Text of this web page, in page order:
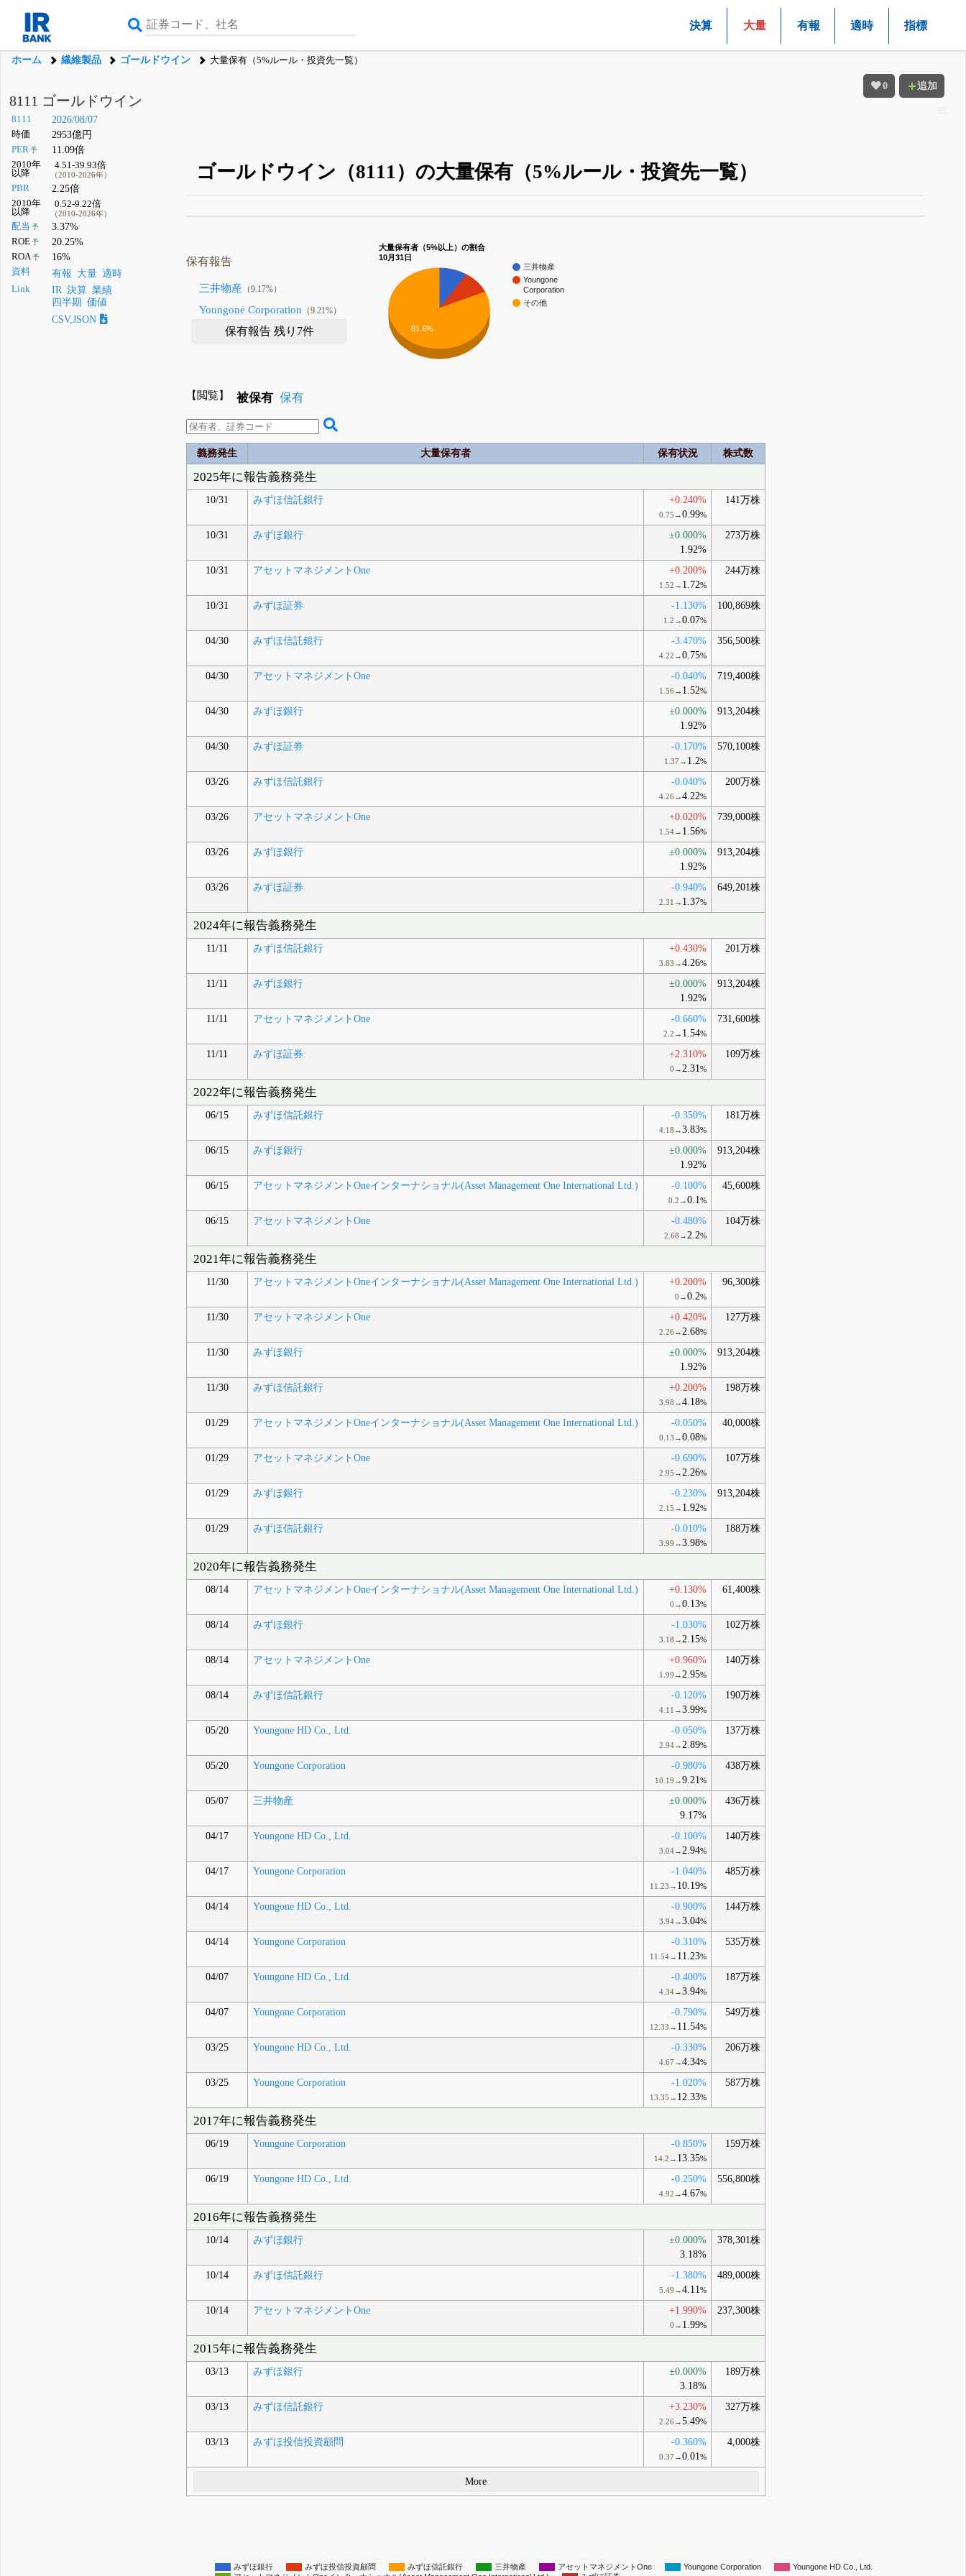
決算 大量 有報 適時 指標
ホーム 繊維製品 ゴールドウイン 大量保有（5%ルール・投資先一覧）
0 追加
8111 ゴールドウイン
8111 2026/08/07
時価 2953億円
PER予 11.09倍
2010年
以降
4.51-39.93倍
（2010-2026年）
PBR 2.25倍
2010年
以降
0.52-9.22倍
（2010-2026年）
配当 予 3.37%
ROE予 20.25%
ROA予 16%
資料 有報 大量 適時
Link IR 決算 業績
四半期
価値
CSV,JSON
ゴールドウイン（8111）の大量保有（5%ルール・投資先一覧）
無料でβ版をはじめる
登録すると永久30%OFFと米株版の先行利用も付きます
保有報告
三井物産 （9.17%）
Youngone Corporation （9.21%）
保有報告 残り7件
大量保有者（5%以上）の割合
10月31日
三井物産
Youngone
Corporation
その他
81.6%
【閲覧】 被保有 保有
義務発生 大量保有者 保有状況 株式数
2025年に報告義務発生
10/31 みずほ信託銀行 +0.240%
0.75→0.99%
141万株
10/31 みずほ銀行
±0.000%
1.92%
273万株
10/31 アセットマネジメントOne +0.200%
1.52→ 1.72%
244万株
10/31 みずほ証券 -1.130%
1.2→0.07%
100,869株
04/30 みずほ信託銀行 -3.470%
4.22→0.75%
356,500株
04/30 アセットマネジメントOne -0.040%
1.56→ 1.52%
719,400株
04/30 みずほ銀行
±0.000%
1.92%
913,204株
04/30 みずほ証券 -0.170%
1.37→ 1.2%
570,100株
03/26 みずほ信託銀行 -0.040%
4.26→4.22%
200万株
03/26 アセットマネジメントOne +0.020%
1.54→ 1.56%
739,000株
03/26 みずほ銀行
±0.000%
1.92%
913,204株
03/26 みずほ証券 -0.940%
2.31→ 1.37%
649,201株
2024年に報告義務発生
11/11 みずほ信託銀行 +0.430%
3.83→4.26%
201万株
11/11 みずほ銀行
±0.000%
1.92%
913,204株
11/11 アセットマネジメントOne -0.660%
2.2→ 1.54%
731,600株
11/11 みずほ証券 +2.310%
0→2.31%
109万株
2022年に報告義務発生
06/15 みずほ信託銀行 -0.350%
4.18→3.83%
181万株
06/15 みずほ銀行
±0.000%
1.92%
913,204株
06/15 アセットマネジメントOneインターナショナル(Asset Management One International Ltd.) -0.100%
0.2→0.1%
45,600株
06/15 アセットマネジメントOne -0.480%
2.68→2.2%
104万株
2021年に報告義務発生
11/30 アセットマネジメントOneインターナショナル(Asset Management One International Ltd.) +0.200%
0→0.2%
96,300株
11/30 アセットマネジメントOne +0.420%
2.26→2.68%
127万株
11/30 みずほ銀行
±0.000%
1.92%
913,204株
11/30 みずほ信託銀行 +0.200%
3.98→4.18%
198万株
01/29 アセットマネジメントOneインターナショナル(Asset Management One International Ltd.) -0.050%
0.13→0.08%
40,000株
01/29 アセットマネジメントOne -0.690%
2.95→2.26%
107万株
01/29 みずほ銀行 -0.230%
2.15→ 1.92%
913,204株
01/29 みずほ信託銀行 -0.010%
3.99→3.98%
188万株
2020年に報告義務発生
08/14 アセットマネジメントOneインターナショナル(Asset Management One International Ltd.) +0.130%
0→0.13%
61,400株
08/14 みずほ銀行 -1.030%
3.18→2.15%
102万株
08/14 アセットマネジメントOne +0.960%
1.99→2.95%
140万株
08/14 みずほ信託銀行 -0.120%
4.11→3.99%
190万株
05/20 Youngone HD Co., Ltd. -0.050%
2.94→2.89%
137万株
05/20 Youngone Corporation -0.980%
10.19→9.21%
438万株
05/07 三井物産
±0.000%
9.17%
436万株
04/17 Youngone HD Co., Ltd. -0.100%
3.04→2.94%
140万株
04/17 Youngone Corporation -1.040%
11.23→ 10.19%
485万株
04/14 Youngone HD Co., Ltd. -0.900%
3.94→3.04%
144万株
04/14 Youngone Corporation -0.310%
11.54→ 11.23%
535万株
04/07 Youngone HD Co., Ltd. -0.400%
4.34→3.94%
187万株
04/07 Youngone Corporation -0.790%
12.33→ 11.54%
549万株
03/25 Youngone HD Co., Ltd. -0.330%
4.67→4.34%
206万株
03/25 Youngone Corporation -1.020%
13.35→ 12.33%
587万株
2017年に報告義務発生
06/19 Youngone Corporation -0.850%
14.2→ 13.35%
159万株
06/19 Youngone HD Co., Ltd. -0.250%
4.92→4.67%
556,800株
2016年に報告義務発生
10/14 みずほ銀行
±0.000%
3.18%
378,301株
10/14 みずほ信託銀行 -1.380%
5.49→4.11%
489,000株
10/14 アセットマネジメントOne +1.990%
0→ 1.99%
237,300株
2015年に報告義務発生
03/13 みずほ銀行
±0.000%
3.18%
189万株
03/13 みずほ信託銀行 +3.230%
2.26→5.49%
327万株
03/13 みずほ投信投資顧問 -0.360%
0.37→0.01%
4,000株
More
みずほ銀行 みずほ投信投資顧問 みずほ信託銀行 三井物産 アセットマネジメントOne Youngone Corporation
Youngone HD Co., Ltd.